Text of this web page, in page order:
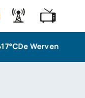
17°CDe Werven